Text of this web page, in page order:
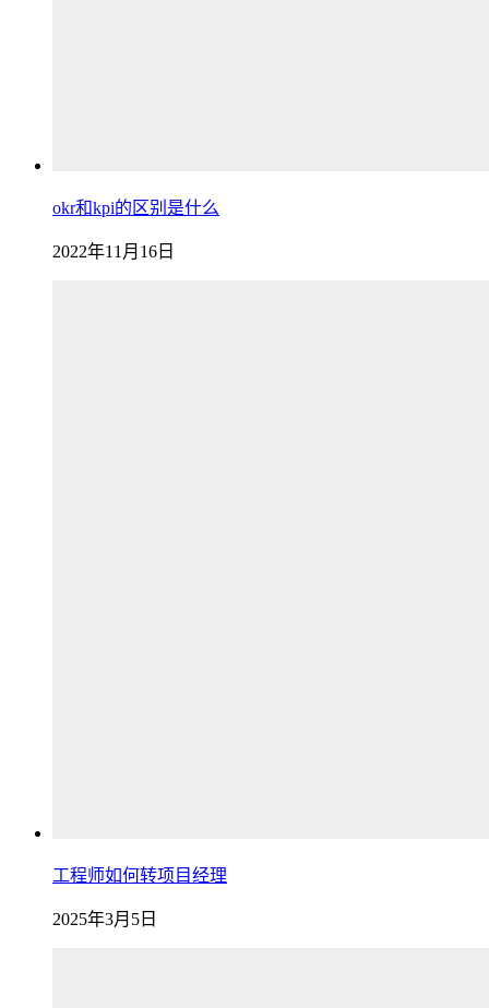
okr和kpi的区别是什么
2022年11月16日
工程师如何转项目经理
2025年3月5日